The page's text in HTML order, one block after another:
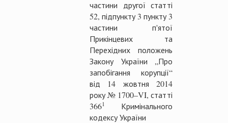
частини другої статті
52, підпункту 3 пункту 3
частини п'ятої
Прикінцевих та
Перехідних положень
Закону України „Про
запобігання корупції“
від 14 жовтня 2014
року № 1700–VI, статті
3661
Кримінального
кодексу України